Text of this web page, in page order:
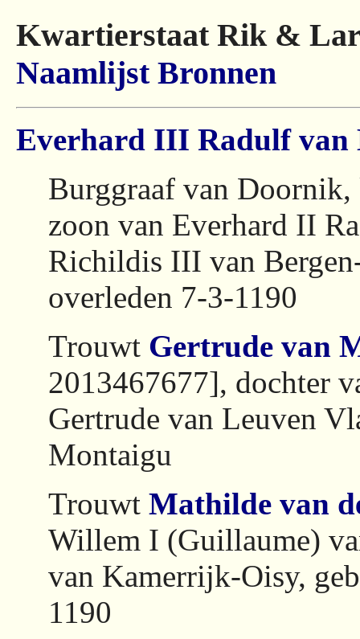
Kwartierstaat Rik &
Naamlijst Bronnen
Everhard III Radulf van
Burggraaf van
zoon van Everhard II
Richildis III van
overleden 7-3-1190
Trouwt Gertrude van
2013467677], dochter
Gertrude van Leuven
Montaigu
Trouwt Mathilde van
Willem I (Guillaume)
van Kamerrijk-Oisy,
1190